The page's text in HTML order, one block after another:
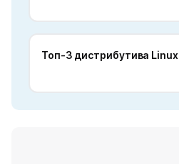
Топ-3 дистрибутива Linux